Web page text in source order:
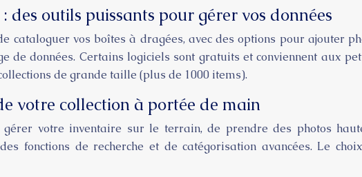
des outils puissants pour gérer vos données
cataloguer vos boîtes à dragées, avec des options pour ajouter
de données. Certains logiciels sont gratuits et conviennent aux
de grande taille (plus de 1000 items).
votre collection à portée de main
votre inventaire sur le terrain, de prendre des photos
fonctions de recherche et de catégorisation avancées. Le